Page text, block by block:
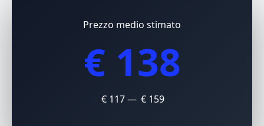
Prezzo medio stimato
€ 138
€ 117 — € 159